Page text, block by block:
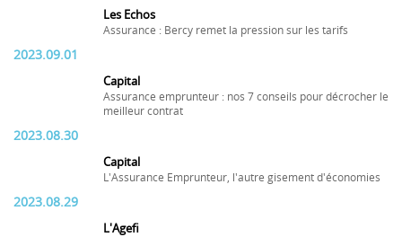
Les Echos
Assurance : Bercy remet la pression sur les tarifs
2023.09.01
Capital
Assurance emprunteur : nos 7 conseils pour décrocher le
meilleur contrat
2023.08.30
Capital
L'Assurance Emprunteur, l'autre gisement d'économies
2023.08.29
L'Agefi